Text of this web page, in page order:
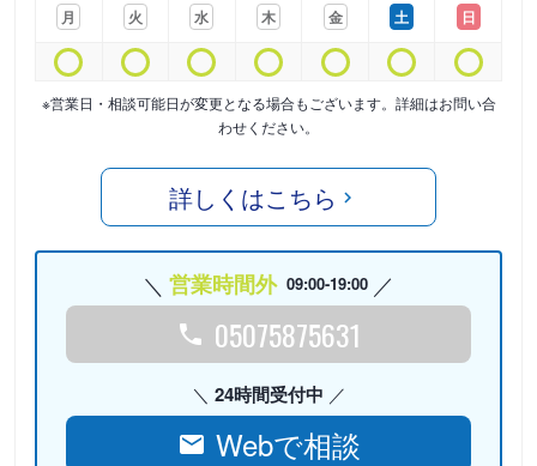
月
火
水
木
金
土
日
※営業日・相談可能日が変更となる場合もございます。詳細はお問い合
わせください。
詳しくはこちら
営業時間外 09:00-19:00
05075875631
24時間受付中
Webで相談